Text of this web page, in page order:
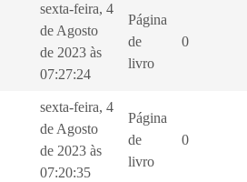
sexta-feira, 4
de Agosto
de 2023 às
07:27:24
Página
de
livro
0
sexta-feira, 4
de Agosto
de 2023 às
07:20:35
Página
de
livro
0